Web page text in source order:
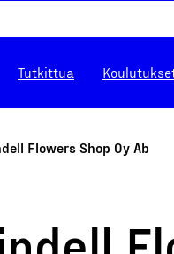
Tutkittua
Flowers Shop Oy Ab